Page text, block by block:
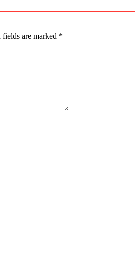
fields are marked *